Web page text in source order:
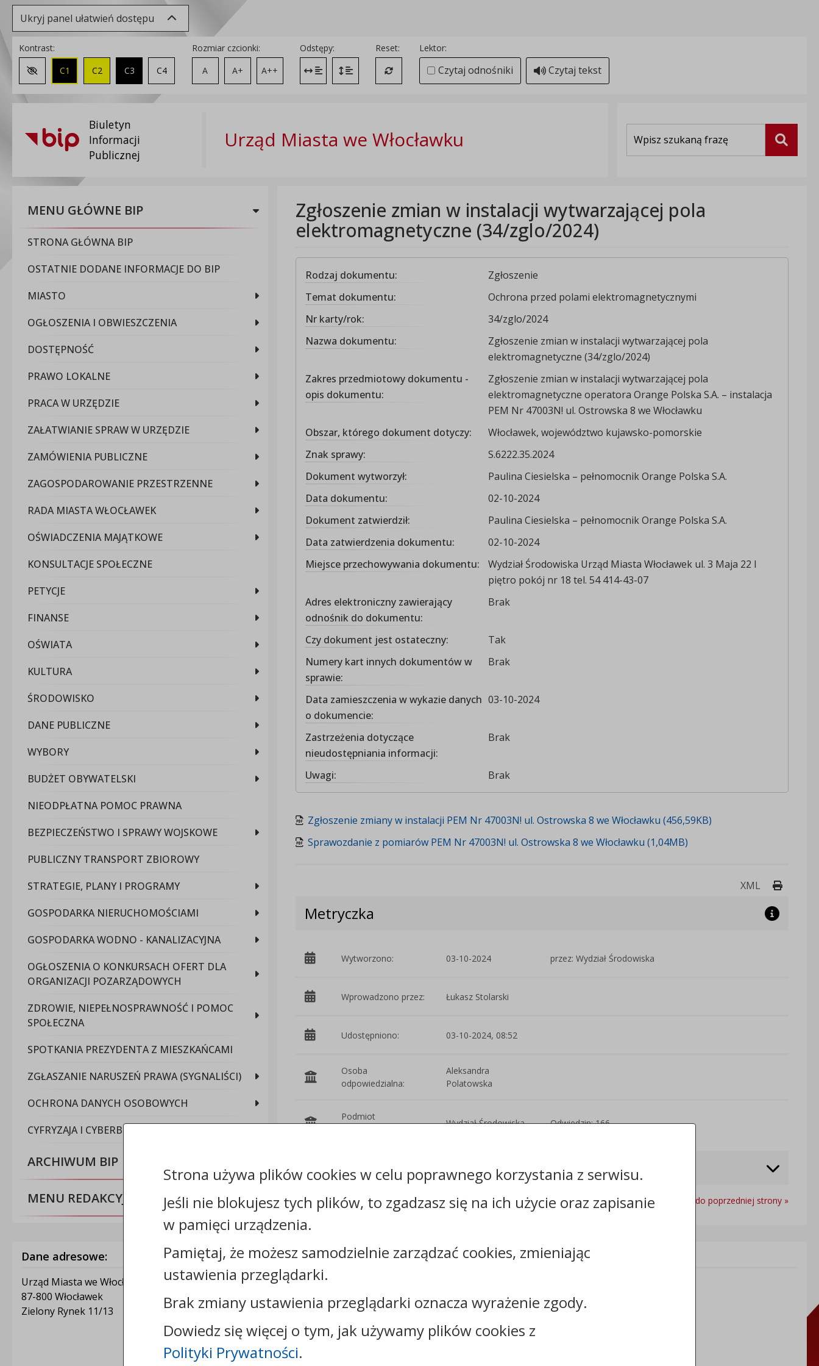
Ukryj panel ułatwień dostępu
Kontrast:
Zmień kontrast na domyślny
C1 C2 C3 C4
Rozmiar czcionki:
A
A+ A++
Odstępy:
Zmień odstęp między literami
Zmień interlinię i margines między paragrafami
Reset:
Przywróć ustawienia domyślne
Lektor:
Czytaj odnośniki Czytaj tekst
Biuletyn
Informacji
Publicznej
Urząd Miasta we Włocławku Szukaj
MENU GŁÓWNE BIP
STRONA GŁÓWNA BIP
OSTATNIE DODANE INFORMACJE DO BIP
MIASTO
OGŁOSZENIA I OBWIESZCZENIA
DOSTĘPNOŚĆ
PRAWO LOKALNE
PRACA W URZĘDZIE
ZAŁATWIANIE SPRAW W URZĘDZIE
ZAMÓWIENIA PUBLICZNE
ZAGOSPODAROWANIE PRZESTRZENNE
RADA MIASTA WŁOCŁAWEK
OŚWIADCZENIA MAJĄTKOWE
KONSULTACJE SPOŁECZNE
PETYCJE
FINANSE
OŚWIATA
KULTURA
ŚRODOWISKO
DANE PUBLICZNE
WYBORY
BUDŻET OBYWATELSKI
NIEODPŁATNA POMOC PRAWNA
BEZPIECZEŃSTWO I SPRAWY WOJSKOWE
PUBLICZNY TRANSPORT ZBIOROWY
STRATEGIE, PLANY I PROGRAMY
GOSPODARKA NIERUCHOMOŚCIAMI
GOSPODARKA WODNO - KANALIZACYJNA
OGŁOSZENIA O KONKURSACH OFERT DLA
ORGANIZACJI POZARZĄDOWYCH
ZDROWIE, NIEPEŁNOSPRAWNOŚĆ I POMOC
SPOŁECZNA
SPOTKANIA PREZYDENTA Z MIESZKAŃCAMI
ZGŁASZANIE NARUSZEŃ PRAWA (SYGNALIŚCI)
OCHRONA DANYCH OSOBOWYCH
CYFRYZAJA I CYBERBEZPIECZEŃSTWO
ARCHIWUM BIP
MENU REDAKCYJNE
Zgłoszenie zmian w instalacji wytwarzającej pola
elektromagnetyczne (34/zglo/2024)
Rodzaj dokumentu:
Zgłoszenie
Temat dokumentu:
Ochrona przed polami elektromagnetycznymi
Nr karty/rok:
34/zglo/2024
Nazwa dokumentu:
Zgłoszenie zmian w instalacji wytwarzającej pola
elektromagnetyczne (34/zglo/2024)
Zakres przedmiotowy dokumentu -
opis dokumentu:
Zgłoszenie zmian w instalacji wytwarzającej pola
elektromagnetyczne operatora Orange Polska S.A. – instalacja
PEM Nr 47003N! ul. Ostrowska 8 we Włocławku
Obszar, którego dokument dotyczy:
Włocławek, województwo kujawsko-pomorskie
Znak sprawy:
S.6222.35.2024
Dokument wytworzył:
Paulina Ciesielska – pełnomocnik Orange Polska S.A.
Data dokumentu:
02-10-2024
Dokument zatwierdził:
Paulina Ciesielska – pełnomocnik Orange Polska S.A.
Data zatwierdzenia dokumentu:
02-10-2024
Miejsce przechowywania dokumentu:
Wydział Środowiska Urząd Miasta Włocławek ul. 3 Maja 22 I
piętro pokój nr 18 tel. 54 414-43-07
Adres elektroniczny zawierający
odnośnik do dokumentu:
Brak
Czy dokument jest ostateczny:
Tak
Numery kart innych dokumentów w
sprawie:
Brak
Data zamieszczenia w wykazie danych
o dokumencie:
03-10-2024
Zastrzeżenia dotyczące
nieudostępniania informacji:
Brak
Uwagi: Brak
Zgłoszenie zmiany w instalacji PEM Nr 47003N! ul. Ostrowska 8 we Włocławku (456,59KB)
Sprawozdanie z pomiarów PEM Nr 47003N! ul. Ostrowska 8 we Włocławku (1,04MB)
XML Drukuj
Metryczka
Wytworzono: 03-10-2024 przez: Wydział Środowiska
Wprowadzono przez: Łukasz Stolarski
Udostępniono: 03-10-2024, 08:52
Osoba
odpowiedzialna:
Aleksandra
Polatowska
Podmiot
Wydział Środowiska Odwiedzin: 166
Załączniki
Powrót do poprzedniej strony »
Dane adresowe:
Urząd Miasta we Włocławku
87-800 Włocławek
Zielony Rynek 11/13
Kontakt:
tel.:+48544144000
faks: +48544144444
e-mail:poczta@um.wloclawek.pl
skrytka ePUAP: /umwloclawek/SkrytkaESP lub
/umwloclawek/skrytka
strona www:
Informacje dodatkowe:
REGON: 910866910
TERYT: 0464011
Strona używa plików cookies w celu poprawnego korzystania z serwisu.
Jeśli nie blokujesz tych plików, to zgadzasz się na ich użycie oraz zapisanie
w pamięci urządzenia.
Pamiętaj, że możesz samodzielnie zarządzać cookies, zmieniając
ustawienia przeglądarki.
Brak zmiany ustawienia przeglądarki oznacza wyrażenie zgody.
Dowiedz się więcej o tym, jak używamy plików cookies z
Polityki Prywatności.